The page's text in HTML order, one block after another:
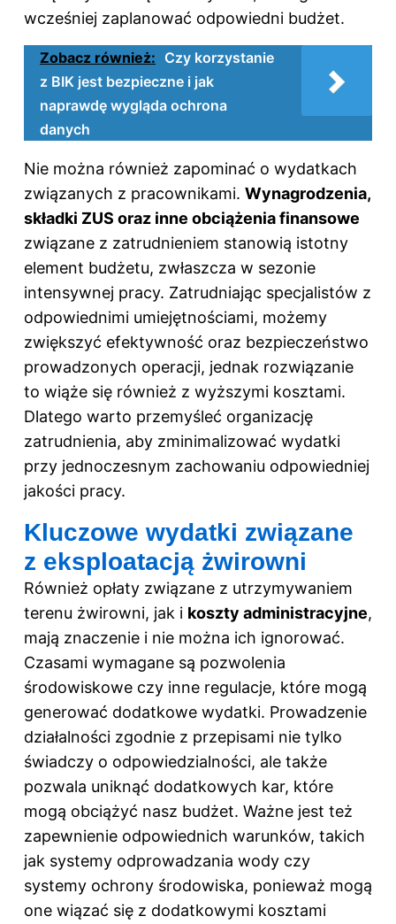
wcześniej zaplanować odpowiedni budżet.
Zobacz również: Czy korzystanie
z BIK jest bezpieczne i jak
naprawdę wygląda ochrona
danych
Nie można również zapominać o wydatkach
związanych z pracownikami. Wynagrodzenia,
składki ZUS oraz inne obciążenia finansowe
związane z zatrudnieniem stanowią istotny
element budżetu, zwłaszcza w sezonie
intensywnej pracy. Zatrudniając specjalistów z
odpowiednimi umiejętnościami, możemy
zwiększyć efektywność oraz bezpieczeństwo
prowadzonych operacji, jednak rozwiązanie
to wiąże się również z wyższymi kosztami.
Dlatego warto przemyśleć organizację
zatrudnienia, aby zminimalizować wydatki
przy jednoczesnym zachowaniu odpowiedniej
jakości pracy.
Kluczowe wydatki związane
z eksploatacją żwirowni
Również opłaty związane z utrzymywaniem
terenu żwirowni, jak i koszty administracyjne,
mają znaczenie i nie można ich ignorować.
Czasami wymagane są pozwolenia
środowiskowe czy inne regulacje, które mogą
generować dodatkowe wydatki. Prowadzenie
działalności zgodnie z przepisami nie tylko
świadczy o odpowiedzialności, ale także
pozwala uniknąć dodatkowych kar, które
mogą obciążyć nasz budżet. Ważne jest też
zapewnienie odpowiednich warunków, takich
jak systemy odprowadzania wody czy
systemy ochrony środowiska, ponieważ mogą
one wiązać się z dodatkowymi kosztami